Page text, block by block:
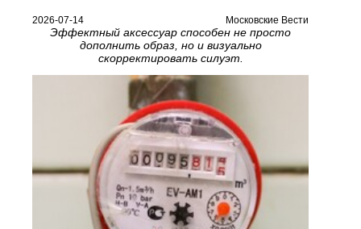
2026-07-14 Московские Вести
Эффектный аксессуар способен не просто
дополнить образ, но и визуально
скорректировать силуэт.